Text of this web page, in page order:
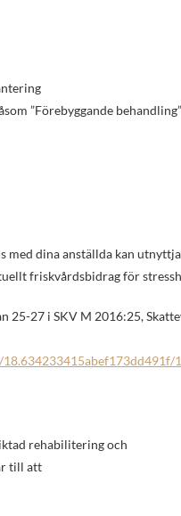
”Förebyggande
dina anställda kan
friskvårdsbidrag för
25-27 i SKV M 2016:25,
rehabilitering och
till att